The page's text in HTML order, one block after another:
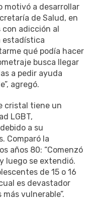
motivó a desarrollar
de Salud, en
con adicción al
estadística
qué podía hacer
busca llegar
a pedir ayuda
agregó.
cristal tiene un
LGBT,
a su
Comparó la
años 80: “Comenzó
luego se extendió.
de 15 o 16
es devastador
vulnerable”.